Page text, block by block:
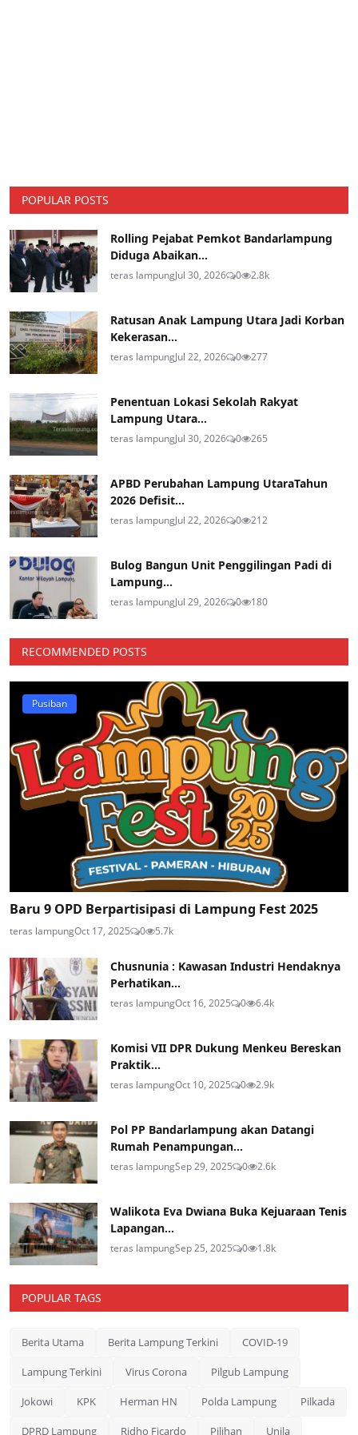
POPULAR POSTS
Rolling Pejabat Pemkot Bandarlampung
Diduga Abaikan...
teras lampungJul 30, 2026 0 2.8k
Ratusan Anak Lampung Utara Jadi Korban
Kekerasan...
teras lampungJul 22, 2026 0 277
Penentuan Lokasi Sekolah Rakyat
Lampung Utara...
teras lampungJul 30, 2026 0 265
APBD Perubahan Lampung UtaraTahun
2026 Defisit...
teras lampungJul 22, 2026 0 212
Bulog Bangun Unit Penggilingan Padi di
Lampung...
teras lampungJul 29, 2026 0 180
RECOMMENDED POSTS
Pusiban
Baru 9 OPD Berpartisipasi di Lampung Fest 2025
teras lampungOct 17, 2025 0 5.7k
Chusnunia : Kawasan Industri Hendaknya
Perhatikan...
teras lampungOct 16, 2025 0 6.4k
Komisi VII DPR Dukung Menkeu Bereskan
Praktik...
teras lampungOct 10, 2025 0 2.9k
Pol PP Bandarlampung akan Datangi
Rumah Penampungan...
teras lampungSep 29, 2025 0 2.6k
Walikota Eva Dwiana Buka Kejuaraan Tenis
Lapangan...
teras lampungSep 25, 2025 0 1.8k
POPULAR TAGS
Berita Utama Berita Lampung Terkini COVID-19
Lampung Terkini Virus Corona Pilgub Lampung
Jokowi KPK Herman HN Polda Lampung Pilkada
DPRD Lampung Ridho Ficardo Pilihan Unila